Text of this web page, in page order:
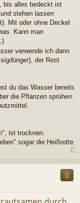
bis alles bedeckt ist
stehen lassen
Mit oder ohne Deckel
Kann man
verwende ich dann
der Rest
du das Wasser bereits
die Pflanzen sprühen.
ist trocknen.
sogar die Heißrotte
c